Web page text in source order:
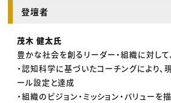
登壇者
茂木 健太氏
豊かな社会を創るリーダー・組織に対して、
・認知科学に基づいたコーチングにより
ール設定と達成
・組織のビジョン・ミッション・バリューを